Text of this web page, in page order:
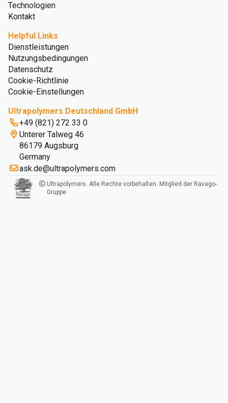
Technologien
Kontakt
Helpful Links
Dienstleistungen
Nutzungsbedingungen
Datenschutz
Cookie-Richtlinie
Cookie-Einstellungen
Ultrapolymers Deutschland GmbH
+49 (821) 272 33 0
Unterer Talweg 46
86179 Augsburg
Germany
ask.de@ultrapolymers.com
Ultrapolymers. Alle Rechte vorbehalten. Mitglied der Ravago-
Gruppe